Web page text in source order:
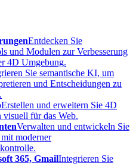
Entdecken Sie
und Modulen zur Verbesserung
4D Umgebung.
Sie semantische KI, um
und Entscheidungen zu
Erstellen und erweitern Sie 4D
für das Web.
Verwalten und entwickeln Sie
moderner
365, GmailIntegrieren Sie